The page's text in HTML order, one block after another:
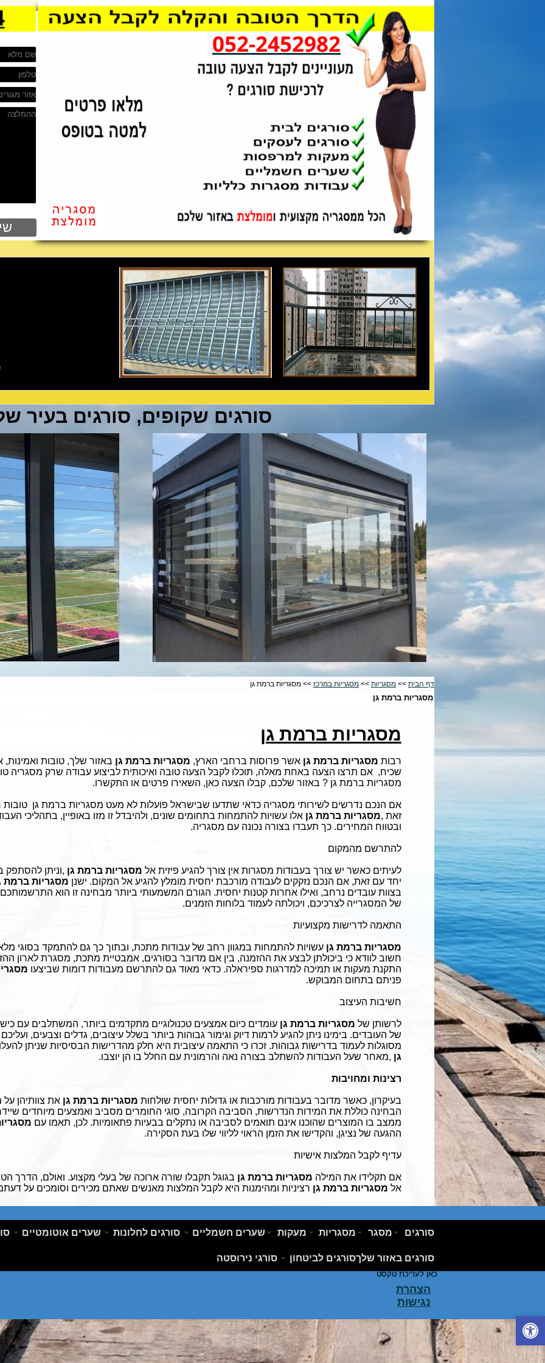
052-2452982
סורגים שקופים, סורגים בעיר
דף הבית >> מסגריות >> מסגריות במרכז >> מסגריות ברמת גן
מסגריות ברמת גן
מסגריות ברמת גן
רבות מסגריות ברמת גן אשר פרוסות ברחבי הארץ, מסגריות ברמת גן באזור שלך, טובות
שכיח, אם תרצו הצעה באחת מאלה, תוכלו לקבל הצעה טובה ואיכותית לביצוע עבודה שרק מסגריה
מסגריות ברמת גן ? באזור שלכם, קבלו הצעה כאן, השאירו פרטים או התקשרו.
אם הנכם נדרשים לשירותי מסגריה כדאי שתדעו שבישראל פועלות לא מעט מסגריות ברמת גן טובות
זאת ,מסגריות ברמת גן אלו עשויות להתמחות בתחומים שונים, ולהיבדל זו מזו באופיין, בתהליכי
ובטווח המחירים. כך תעבדו בצורה נכונה עם מסגריה.
להתרשם מהמקום
לעיתים כאשר יש צורך בעבודות מסגרות אין צורך להגיע פיזית אל מסגריות ברמת גן ,וניתן להסתפק
יחד עם זאת, אם הנכם נזקקים לעבודה מורכבת יחסית מומלץ להגיע אל המקום. ישנן מסגריות ברמת
בצוות עובדים נרחב, ואילו אחרות קטנות יחסית. הגורם המשמעותי ביותר מבחינה זו הוא התרשמותכם
של המסגרייה לצרכיכם, ויכולתה לעמוד בלוחות הזמנים.
התאמה לדרישות מקצועיות
מסגריות ברמת גן עשויות להתמחות במגוון רחב של עבודות מתכת, ובתוך כך גם להתמקד בסוגי
חשוב לוודא כי ביכולתן לבצע את ההזמנה, בין אם מדובר בסורגים, אמבטיית מתכת, מסגרת לארון
התקנת מעקות או תמיכה למדרגות ספיראלה. כדאי מאוד גם להתרשם מעבודות דומות שביצעו
פניתם בתחום המבוקש.
חשיבות העיצוב
לרשותן של מסגריות ברמת גן עומדים כיום אמצעים טכנולוגיים מתקדמים ביותר, המשתלבים עם
של העובדים. בימינו ניתן להגיע לרמות דיוק וגימור גבוהות ביותר בשלל עיצובים, גדלים וצבעים,
מסוגלות לעמוד בדרישות גבוהות. זכרו כי התאמה עיצובית היא חלק מהדרישות הבסיסיות שניתן
גן ,מאחר שעל העבודות להשתלב בצורה נאה והרמונית עם החלל בו הן יוצבו.
רצינות ומחויבות
בעיקרון, כאשר מדובר בעבודות מורכבות או גדולות יחסית שולחות מסגריות ברמת גן את צוותיהן
הבחינה כוללת את המידות הנדרשות, הסביבה הקרובה, סוגי החומרים מסביב ואמצעים מיוחדים
ממצב בו המוצרים שהוכנו אינם תואמים לסביבה או נתקלים בבעיות פתאומיות. לכן, תאמו עם
ההגעה של נציגן, והקדישו את הזמן הראוי לליווי שלו בעת הסקירה.
עדיף לקבל המלצות אישיות
אם תקלידו את המילה מסגריות ברמת גן בגוגל תקבלו שורה ארוכה של בעלי מקצוע. ואולם, הדרך
אל מסגריות ברמת גן רציניות ומהימנות היא לקבל המלצות מאנשים שאתם מכירים וסומכים על
טקסט לחץ כאן לעריכת טקסט לחץ כאן לעריכת טקסט לחץ כאן לעריכת טקסט לחץ כאן
לעריכת טקסט לחץ כאן לעריכת טקסט לחץ כאן לעריכת טקסט לחץ כאן לעריכת טקסטלחץ
כאן לעריכת טקסט
סורגים מסגר מסגריות מעקות שערים חשמליים סורגים לחלונות שערים אוטומטיים
סורגים באזור שלךסורגים לביטחון סורגי נירוסטה
הצהרת
נגישות